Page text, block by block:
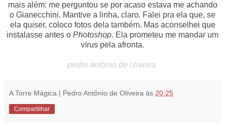
mais além: me perguntou se por acaso estava me achando
o Gianecchini. Mantive a linha, claro. Falei pra ela que, se
ela quiser, coloco fotos dela também. Mas aconselhei que
instalasse antes o Photoshop. Ela prometeu me mandar um
vírus pela afronta.
pedro antônio de oliveira
A Torre Mágica | Pedro Antônio de Oliveira às 20:25
Compartilhar